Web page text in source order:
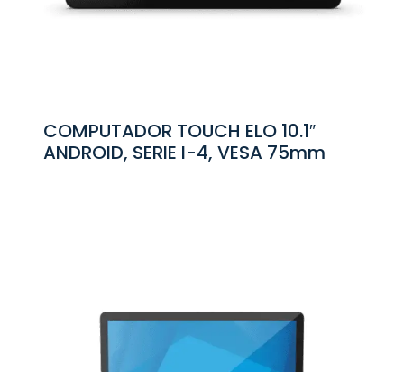
COMPUTADOR TOUCH ELO 10.1″
ANDROID, SERIE I-4, VESA 75mm